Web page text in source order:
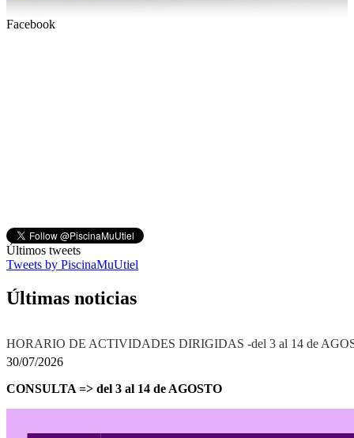
Facebook
Últimos tweets
Tweets by PiscinaMuUtiel
Últimas noticias
HORARIO DE ACTIVIDADES DIRIGIDAS -del 3 al 14 de
30/07/2026
CONSULTA => del 3 al 14 de AGOSTO